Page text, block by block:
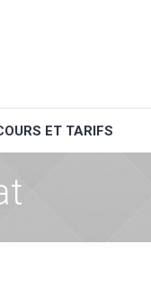
ET TARIFS